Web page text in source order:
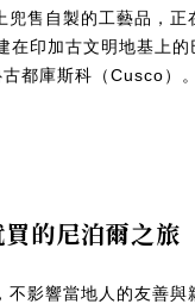
兜售自製的工藝品，
在印加古文明地基上
都庫斯科（Cusco）。
的尼泊爾之旅
不影響當地人的友善